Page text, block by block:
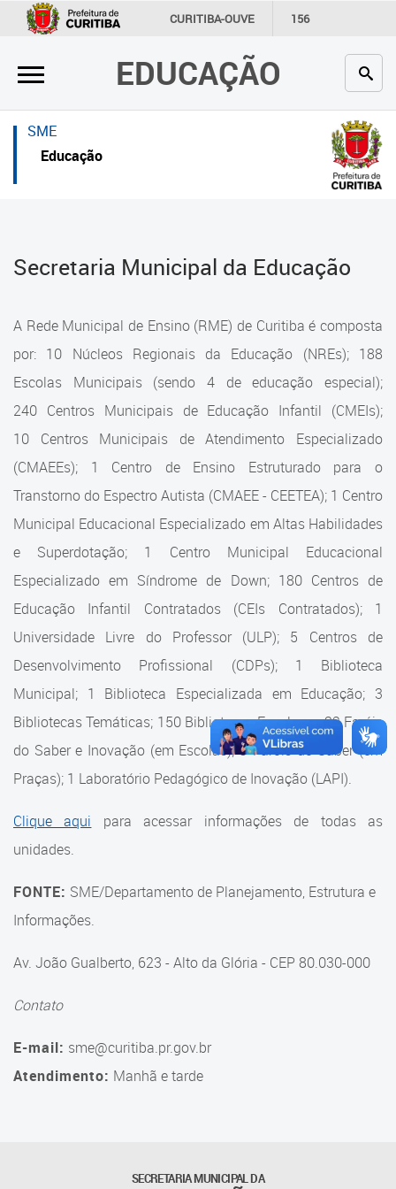
CURITIBA-OUVE 156
INFORMAÇÃO SECRETARIAS
EDUCAÇÃO
×
Inicial
Secretaria
Profissionais da educação
Contato
úteis
Portal da Prefeitura de Curitiba
Cadastramento Escolar
Cadastro Online
Portal ICS Instituto Curitiba de
Portal Aprendere
Portal do Servidor
×
Inicial
Inicial
Secretaria
Crianças e estudantes
Contato
Estrutura da Secretaria
Estrutura da Secretaria
Superintendência Executiva
Departamento de Logística
Departamento de Logística
Gerência de Almoxarifado
Gerência de Aquisição e
Gestão Contratual de
Serviços
Gerência de Contratos
Gerência de Limpeza e
Suporte aos Contratos
Gerência de Segurança
Gerência de Transporte
Gerência de Transporte para
a Educação Especial - SITES
Tecnologia
SME
Educação
Secretaria Municipal da Educação
A Rede Municipal de Ensino (RME) de Curitiba é composta
por: 10 Núcleos Regionais da Educação (NREs); 188
Escolas Municipais (sendo 4 de educação especial);
240 Centros Municipais de Educação Infantil (CMEIs);
10 Centros Municipais de Atendimento Especializado
(CMAEEs); 1 Centro de Ensino Estruturado para o
Transtorno do Espectro Autista (CMAEE - CEETEA); 1 Centro
Municipal Educacional Especializado em Altas Habilidades
e Superdotação; 1 Centro Municipal Educacional
Especializado em Síndrome de Down; 180 Centros de
Educação Infantil Contratados (CEIs Contratados); 1
Universidade Livre do Professor (ULP); 5 Centros de
Desenvolvimento Profissional (CDPs); 1 Biblioteca
Municipal; 1 Biblioteca Especializada em Educação; 3
Bibliotecas Temáticas; 150 Bibliotecas Escolares; 32 Faróis
do Saber e Inovação (em Escolas); 9 Faróis do Saber (em
Praças); 1 Laboratório Pedagógico de Inovação (LAPI).
Clique aqui para acessar informações de todas as
unidades.
FONTE: SME/Departamento de Planejamento, Estrutura e
Informações.
Av. João Gualberto, 623 - Alto da Glória - CEP 80.030-000
Contato
E-mail: sme@curitiba.pr.gov.br
Atendimento: Manhã e tarde
SECRETARIA MUNICIPAL DA